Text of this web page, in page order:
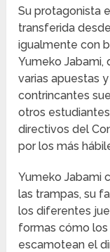
Su protagonista
transferida
igualmente con
Yumeko Jabami,
varias apuestas
contrincantes
otros
directivos del
por los más
Yumeko Jabami
las trampas, su
los diferentes
formas cómo
escamotean el